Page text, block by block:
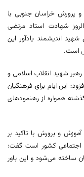
خراسان جنوبی با
شهادت استاد مرتضی
اندیشمند یادآور این
است.
شهید انقلاب اسلامی و
این ایام برای فرهنگیان
همواره از رهنمودهای
و پرورش با تاکید بر
اجتماعی کشور است گفت:
ساخته می‌شود و این باور